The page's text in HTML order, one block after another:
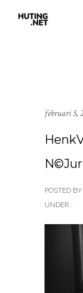
februari 5,
POSTED
UNDER :